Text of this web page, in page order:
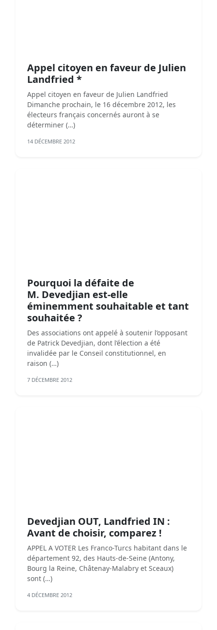
Appel citoyen en faveur de Julien
Landfried *
Appel citoyen en faveur de Julien Landfried
Dimanche prochain, le 16 décembre 2012, les
électeurs français concernés auront à se
déterminer (…)
14 DÉCEMBRE 2012
Pourquoi la défaite de
M. Devedjian est-elle
éminemment souhaitable et tant
souhaitée ?
Des associations ont appelé à soutenir l’opposant
de Patrick Devedjian, dont l’élection a été
invalidée par le Conseil constitutionnel, en
raison (…)
7 DÉCEMBRE 2012
Devedjian OUT, Landfried IN :
Avant de choisir, comparez !
APPEL A VOTER Les Franco-Turcs habitant dans le
département 92, des Hauts-de-Seine (Antony,
Bourg la Reine, Châtenay-Malabry et Sceaux)
sont (…)
4 DÉCEMBRE 2012